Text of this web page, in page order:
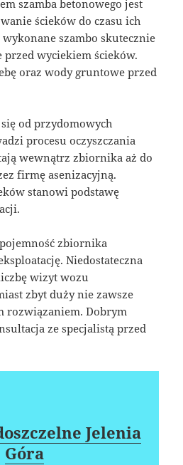
szamba betonowego jest
ścieków do czasu ich
szambo skutecznie
przed wyciekiem ścieków.
oraz wody gruntowe przed
od przydomowych
procesu oczyszczania
wewnątrz zbiornika aż do
firmę asenizacyjną.
stanowi podstawę
zbiornika
Niedostateczna
wizyt wozu
zbyt duży nie zawsze
rozwiązaniem. Dobrym
ze specjalistą przed
Jelenia
Góra